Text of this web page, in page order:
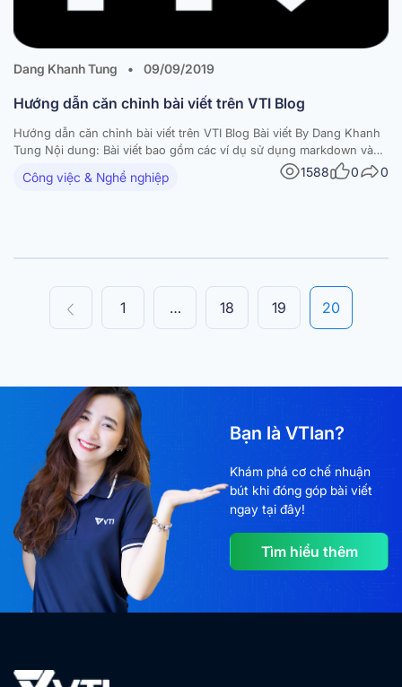
Dang Khanh Tung • 09/09/2019
Hướng dẫn căn chỉnh bài viết trên VTI Blog
Hướng dẫn căn chỉnh bài viết trên VTI Blog Bài viết By Dang Khanh
Tung Nội dung: Bài viết bao gồm các ví dụ sử dụng markdown và
các thẻ để format bài viết. Markdown: Header – Đầu mục 1 2 3 4 #
Đầu mục level 1 [h1] tag…
Công việc & Nghề nghiệp 1588 0 0
Posts
navigation
1 … 18 19 20
Bạn là VTIan?
Khám phá cơ chế nhuận
bút khi đóng góp bài viết
ngay tại đây!
Tìm hiểu thêm